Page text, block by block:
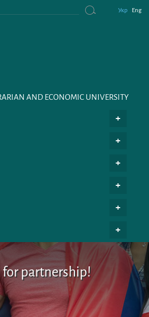
Укр Eng
AND ECONOMIC UNIVERSITY
for partnership!